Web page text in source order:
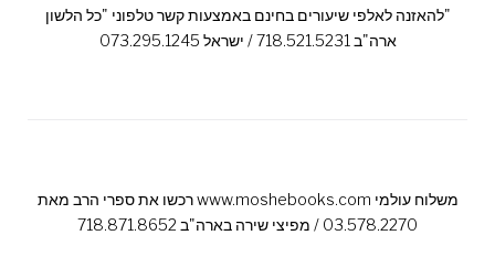
להאזנה לאלפי שיעורים בחינם באמצעות קשר טלפוני "כל הלשון"
ארה"ב 718.521.5231 / ישראל 073.295.1245
רכשו את ספרי הרב מאת www.moshebooks.com משלוח עולמי
03.578.2270 / מפיצי שירה בארה"ב 718.871.8652